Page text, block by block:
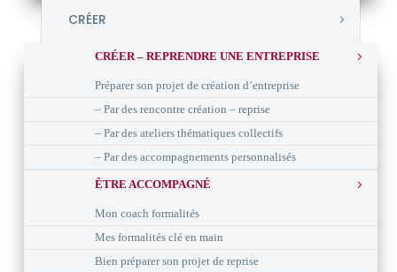
CRÉER
CRÉER – REPRENDRE UNE ENTREPRISE
Préparer son projet de création d’entreprise
– Par des rencontre création – reprise
– Par des ateliers thématiques collectifs
– Par des accompagnements personnalisés
ÊTRE ACCOMPAGNÉ
Mon coach formalités
Mes formalités clé en main
Bien préparer son projet de reprise